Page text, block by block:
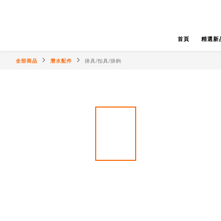
首頁 精選新
全部商品 潛水配件 掛具/扣具/掛鉤